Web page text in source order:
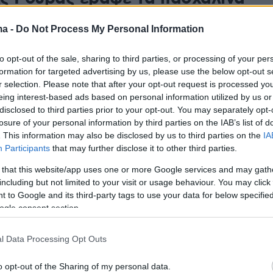
- Do Not Process My Personal Information
opt-out of the sale, sharing to third parties, or processing of your
for targeted advertising by us, please use the below opt-out
selection. Please note that after your opt-out request is processed
interest-based ads based on personal information utilized by us
to third parties prior to your opt-out. You may separately
of your personal information by third parties on the IAB’s list of
This information may also be disclosed by us to third parties on the
Participants that may further disclose it to other third parties.
that this website/app uses one or more Google services and may
but not limited to your visit or usage behaviour. You may
to Google and its third-party tags to use your data for below
consent section.
Data Processing Opt Outs
opt-out of the Sharing of my personal data.
με τα παιδιά του
και τον γιο του, Αλέξανδρο
Singer: Η… αποκάλυψη της
και το «μωρό» που ήθελε να
τον Σάκη Ρουβά – Δείτε
τις λιγότερες ψήφους και έβγαλε τη
«ντεντέκτιβ» Νίκο Μουτσινά να πέφτει μέσα στις
5